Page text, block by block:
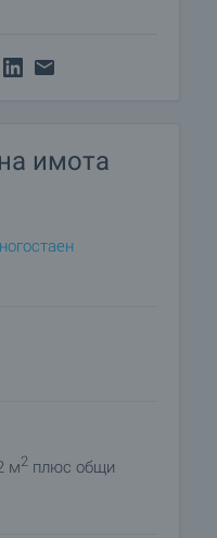
или
е 12 евро/кв.м с
имота
м2 плюс общи